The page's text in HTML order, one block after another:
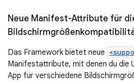
Neue Manifest-Attribute für
Das Framework bietet neue
Manifestattribute, mit denen du die
App für verschiedene